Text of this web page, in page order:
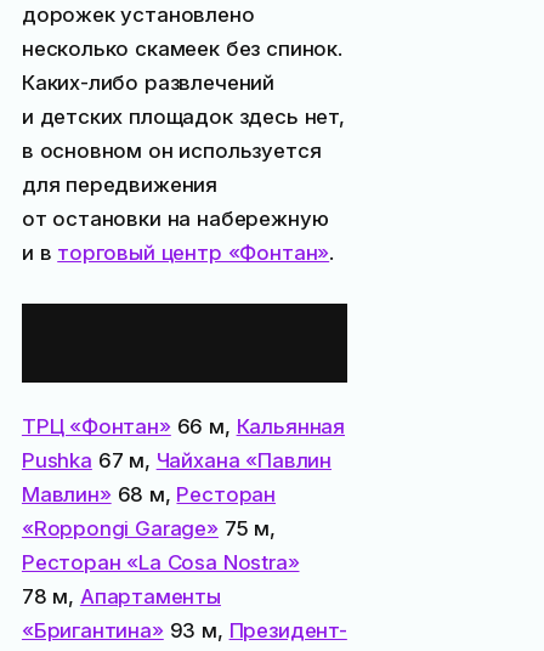
дорожек установлено
несколько скамеек без спинок.
Каких-либо развлечений
и детских площадок здесь нет,
в основном он используется
для передвижения
от остановки на набережную
и в торговый центр «Фонтан».
ТРЦ «Фонтан»66 м, Кальянная
Pushka 67 м, Чайхана «Павлин
Мавлин»68 м, Ресторан
«Roppongi Garage»75 м,
Ресторан «La Cosa Nostra»
78 м, Апартаменты
«Бригантина»93 м, Президент-